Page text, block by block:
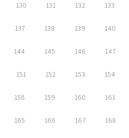
130 131 132 133
137 138 139 140
144 145 146 147
151 152 153 154
158 159 160 161
165 166 167 168